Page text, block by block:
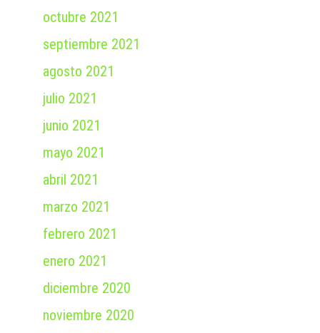
octubre 2021
septiembre 2021
agosto 2021
julio 2021
junio 2021
mayo 2021
abril 2021
marzo 2021
febrero 2021
enero 2021
diciembre 2020
noviembre 2020